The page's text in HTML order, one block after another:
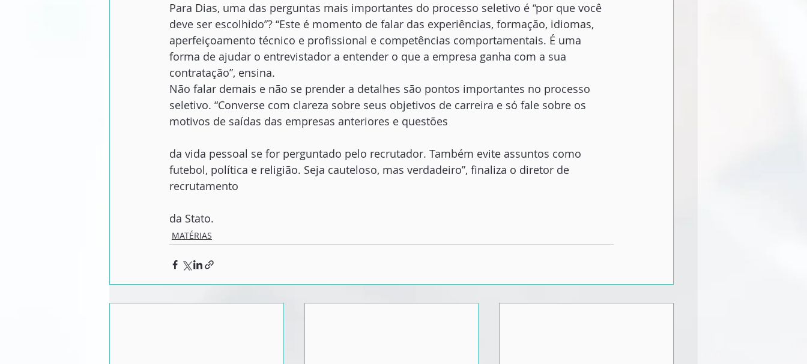
Para Dias, uma das perguntas mais importantes do processo seletivo é “por que você
deve ser escolhido”? “Este é momento de falar das experiências, formação, idiomas,
aperfeiçoamento técnico e profissional e competências comportamentais. É uma
forma de ajudar o entrevistador a entender o que a empresa ganha com a sua
contratação”, ensina.
Não falar demais e não se prender a detalhes são pontos importantes no processo
seletivo. “Converse com clareza sobre seus objetivos de carreira e só fale sobre os
motivos de saídas das empresas anteriores e questões
da vida pessoal se for perguntado pelo recrutador. Também evite assuntos como
futebol, política e religião. Seja cauteloso, mas verdadeiro”, finaliza o diretor de
recrutamento
da Stato.
MATÉRIAS